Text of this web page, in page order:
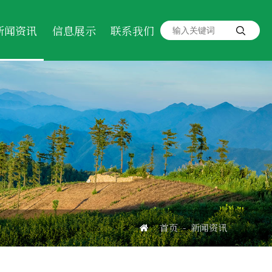
闻资讯 信息展示 联系我们
首页 - 新闻资讯